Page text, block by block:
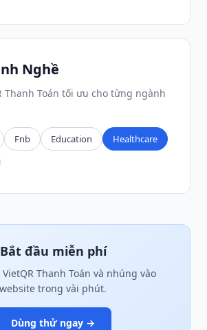
Nghề
Thanh Toán tối ưu cho từng ngành
Fnb Education
Healthcare
Bắt đầu miễn phí
Thanh Toán và nhúng vào
website trong vài phút.
Dùng thử ngay →